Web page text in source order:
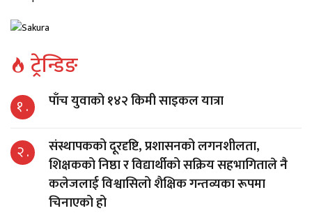
ट्रेन्डिङ
१ . पाँच युवाको १४२ किमी साइकल यात्रा
२ .
संस्थापकको दूरदृष्टि, प्रशासनको लगनशीलता,
शिक्षकको निष्ठा र विद्यार्थीको सक्रिय सहभागिताले नै
कलेजलाई विश्वासिलो शैक्षिक गन्तव्यका रूपमा
चिनाएको हो